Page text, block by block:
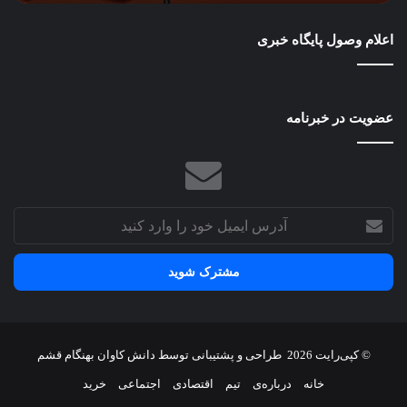
اعلام وصول پایگاه خبری
عضویت در خبرنامه
ایمیل
خود
وارد
© کپی‌رایت 2026 طراحی و پشتیبانی توسط دانش کاوان بهنگام قشم
خانه درباره‌ی تیم اقتصادی اجتماعی خرید